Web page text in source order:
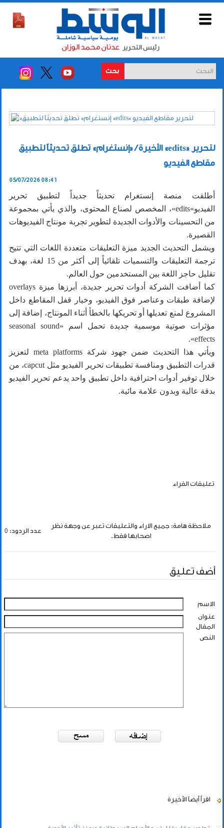
بحث
الأخيرة / «إنستغرام» تطلق تحديثاً لتطبيق «edits» لتحرير
مقاطع الفيديو
05/07/2026 08:41
أطلقت منصة إنستغرام تحديثاً جديداً لتطبيق تحرير
الفيديو»edits»، المخصص لصناع المحتوى، والذي يأتي بمجموعة
من التحسينات والأدوات الجديدة لتطوير تجربة مونتاج الفيديوهات
القصيرة.
ويشمل التحديث الجديد ميزة التعليقات متعددة اللغات التي تتيح
ترجمة التعليقات والتسميات تلقائياً إلى أكثر من 15 لغة، بهدف
تقليل حاجز اللغة بين المستخدمين حول العالم.
كما أضافت الشركة أدوات تحرير جديدة، أبرزها ميزة overlays
لإضافة طبقات وعناصر فوق الفيديو، وخيار قفل المقاطع داخل
المشروع لمنع تعديلها أو تحريكها بالخطأ أثناء المونتاج، إضافة إلى
مؤثرات صوتية موسمية جديدة تحمل اسم «seasonal sound
effects».
ويأتي هذا التحديث ضمن جهود شركة meta platforms لتعزيز
قدرات التطبيق ومنافسة تطبيقات تحرير الفيديو مثل capcut، من
خلال توفير أدوات احترافية داخل تطبيق واحد يدعم تحرير الفيديو
بدقة عالية وبدون علامة مائية.
تعليقات القراء
ملاحظة هامة: جميع الاراء والتعليقات تعبر عن وجهة نظر
اصحابها فقط.
عدد الردود: 0
أضف تعليق
الاسم
عنوان
المقال
النص
اقرأ أيضاً الأخيرة